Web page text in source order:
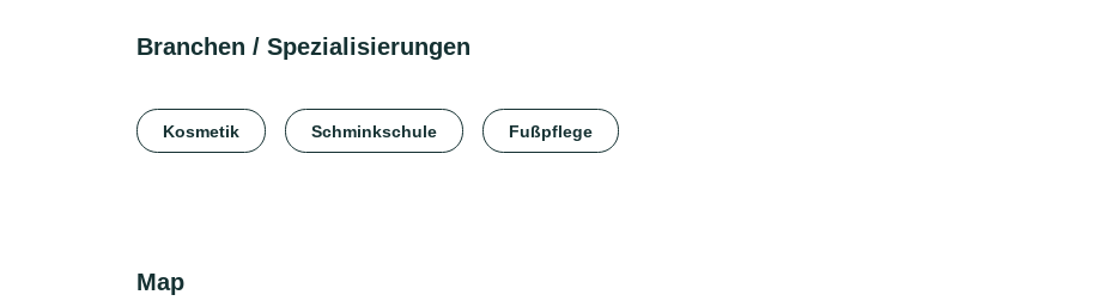
Branchen / Spezialisierungen
Kosmetik Schminkschule Fußpflege
Map